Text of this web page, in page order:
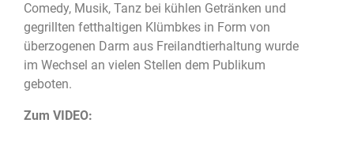
Comedy, Musik, Tanz bei kühlen Getränken und
gegrillten fetthaltigen Klümbkes in Form von
überzogenen Darm aus Freilandtierhaltung wurde
im Wechsel an vielen Stellen dem Publikum
geboten.
Zum VIDEO: